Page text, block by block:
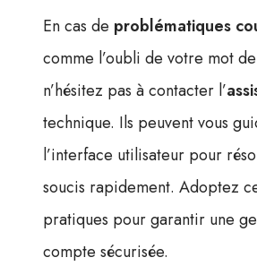
En cas de problématiques
comme l’oubli de votre mot
n’hésitez pas à contacter l’
technique. Ils peuvent vous
l’interface utilisateur pour
soucis rapidement. Adoptez
pratiques pour garantir une
compte sécurisée.